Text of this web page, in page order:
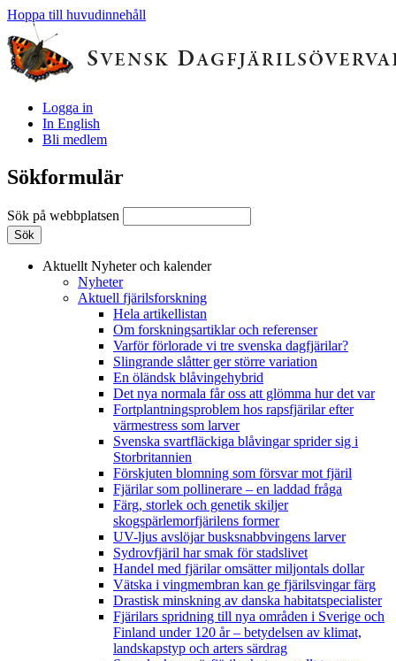
Hoppa till huvudinnehåll
Logga in
In English
Bli medlem
Sökformulär
Sök på webbplatsen
Aktuellt Nyheter och kalender
Nyheter
Aktuell fjärilsforskning
Hela artikellistan
Om forskningsartiklar och referenser
Varför förlorade vi tre svenska dagfjärilar?
Slingrande slåtter ger större variation
En öländsk blåvingehybrid
Det nya normala får oss att glömma hur det var
Fortplantningsproblem hos rapsfjärilar efter
värmestress som larver
Svenska svartfläckiga blåvingar sprider sig i
Storbritannien
Förskjuten blomning som försvar mot fjäril
Fjärilar som pollinerare – en laddad fråga
Färg, storlek och genetik skiljer
skogspärlemorfjärilens former
UV-ljus avslöjar busksnabbvingens larver
Sydrovfjäril har smak för stadslivet
Handel med fjärilar omsätter miljontals dollar
Vätska i vingmembran kan ge fjärilsvingar färg
Drastisk minskning av danska habitatspecialister
Fjärilars spridning till nya områden i Sverige och
Finland under 120 år– betydelsen av klimat,
landskapstyp och arters särdrag